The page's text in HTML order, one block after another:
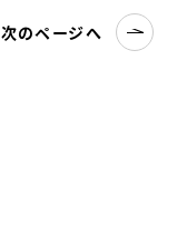
次のページへ